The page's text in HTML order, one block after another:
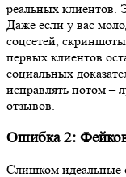
реальных клиентов.
Даже если у вас
соцсетей,
первых клиентов
социальных
исправлять потом –
отзывов.
Ошибка 2:
Слишком идеальные